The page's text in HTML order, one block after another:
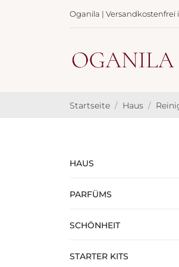
Oganila | Versandkostenfrei
Startseite Haus
HAUS
PARFÜMS
SCHÖNHEIT
STARTER KITS